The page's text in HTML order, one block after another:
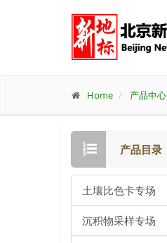
Home 产品中心
产品目录
土壤比色卡专场
沉积物采样专场